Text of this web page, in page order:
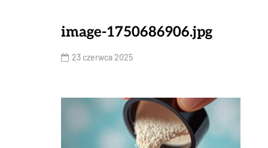
image-1750686906.jpg
23 czerwca 2025